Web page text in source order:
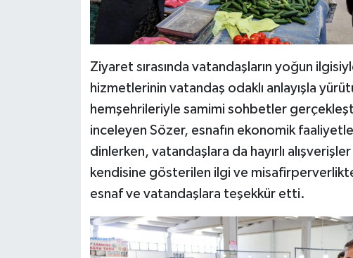
Ziyaret sırasında vatandaşların yoğun
hizmetlerinin vatandaş odaklı anlayışla
hemşehrileriyle samimi sohbetler
inceleyen Sözer, esnafın ekonomik
dinlerken, vatandaşlara da hayırlı
kendisine gösterilen ilgi ve
esnaf ve vatandaşlara teşekkür etti.